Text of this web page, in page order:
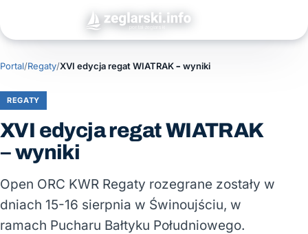
Portal/Regaty/XVI edycja regat WIATRAK – wyniki
REGATY
XVI edycja regat WIATRAK
– wyniki
Open ORC KWR Regaty rozegrane zostały w
dniach 15-16 sierpnia w Świnoujściu, w
ramach Pucharu Bałtyku Południowego.